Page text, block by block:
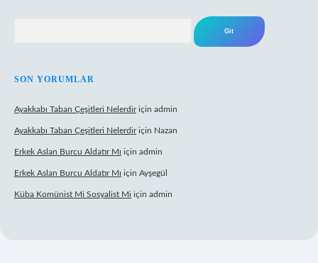
SON YORUMLAR
Ayakkabı Taban Çeşitleri Nelerdiriçin admin
Ayakkabı Taban Çeşitleri Nelerdiriçin Nazan
Erkek Aslan Burcu Aldatır Mı için admin
Erkek Aslan Burcu Aldatır Mı için Ayşegül
Küba Komünist Mi Sosyalist Mi için admin